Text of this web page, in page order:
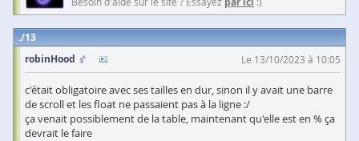
13
robinHood
Le 13/10/2023 à 10:05
c'était obligatoire avec ses tailles en dur, sinon il y avait une barre
de scroll et les float ne passaient pas à la ligne :/
ça venait possiblement de la table, maintenant qu'elle est en % ça
devrait le faire